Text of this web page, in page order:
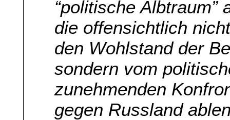
“politische Albtraum”
die offensichtlich
den Wohlstand der
sondern vom
zunehmenden
gegen Russland